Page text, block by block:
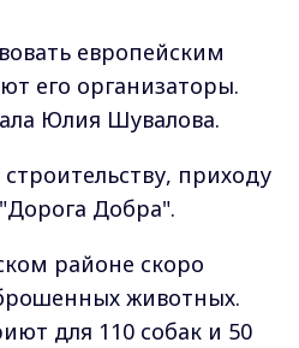
европейским
его организаторы.
Юлия Шувалова.
приходу
Добра".
районе скоро
животных.
для 110 собак и 50